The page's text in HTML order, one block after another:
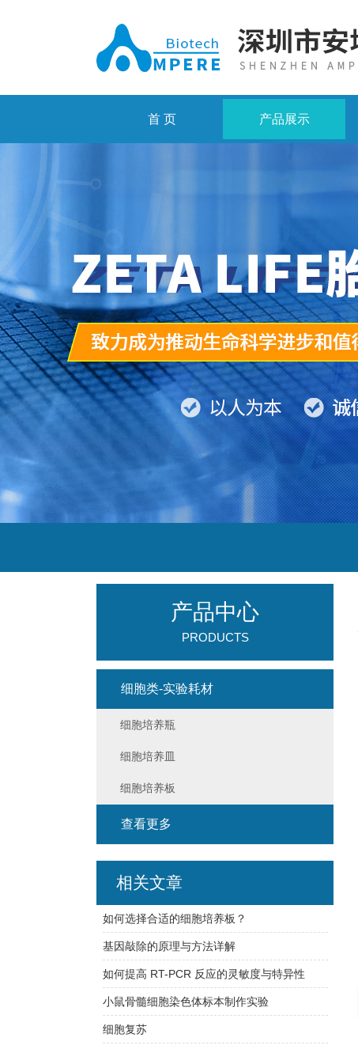
首 页 产品展示
产品中心
PRODUCTS
细胞类-实验耗材
细胞培养瓶
细胞培养皿
细胞培养板
查看更多
相关文章
如何选择合适的细胞培养板？
基因敲除的原理与方法详解
如何提高 RT-PCR 反应的灵敏度与特异性
小鼠骨髓细胞染色体标本制作实验
细胞复苏